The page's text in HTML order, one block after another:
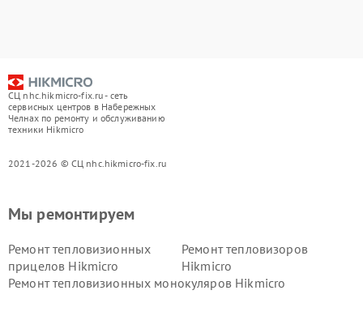
СЦ nhc.hikmicro-fix.ru - сеть
сервисных центров в Набережных
Челнах по ремонту и обслуживанию
техники Hikmicro
2021-2026 © СЦ nhc.hikmicro-fix.ru
Мы ремонтируем
Ремонт тепловизионных
прицелов Hikmicro
Ремонт тепловизоров
Hikmicro
Ремонт тепловизионных монокуляров Hikmicro